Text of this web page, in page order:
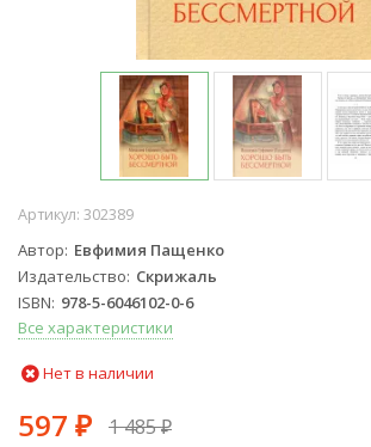
Артикул: 302389
Автор Евфимия Пащенко
Издательство Скрижаль
ISBN 978-5-6046102-0-6
Все характеристики
Нет в наличии
597 ₽ 1 485₽